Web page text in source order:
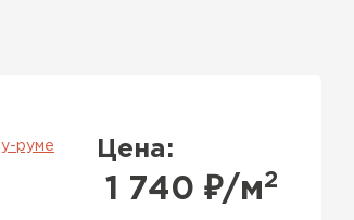
руме
Цена:
1 740 ₽/м2